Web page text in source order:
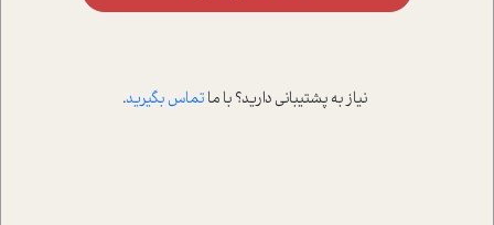
نیاز به پشتیبانی دارید؟ با ماتماس بگیرید.